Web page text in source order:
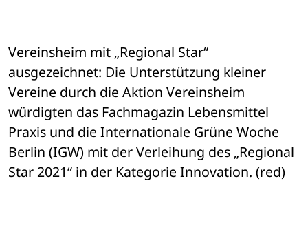
Vereinsheim mit „Regional Star“
ausgezeichnet: Die Unterstützung kleiner
Vereine durch die Aktion Vereinsheim
würdigten das Fachmagazin Lebensmittel
Praxis und die Internationale Grüne Woche
Berlin (IGW) mit der Verleihung des „Regional
Star 2021“ in der Kategorie Innovation. (red)